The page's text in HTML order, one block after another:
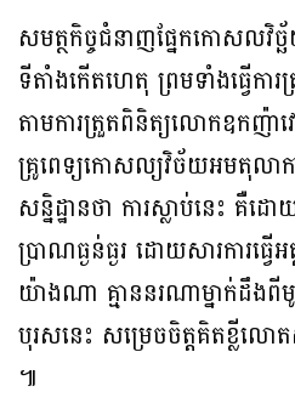
សមត្ថកិច្ចជំនាញផ្នែកកោសលវិច្
ទីតាំងកើតហេតុ ព្រមទាំងធ្វើក
តាមការត្រួតពិនិត្យលោកឧកញ៉ា
គ្រូពេទ្យកោសល្យវិច័យអមតុលាកា
សន្និដ្ឋានថា ការស្លាប់នេះ គឺដ
ប្រាណធ្ងន់ធ្ងរ ដោយសារការធ្វ
យ៉ាងណា គ្មាននរណាម្នាក់ដឹង
បុរសនេះ សម្រេចចិត្តគិតខ្លីលោត
៕